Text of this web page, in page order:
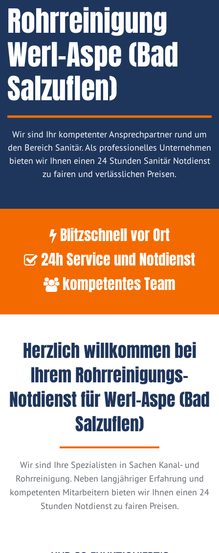
Rohrreinigung
Werl-Aspe (Bad
Salzuflen)
Wir sind Ihr kompetenter Ansprechpartner rund um
den Bereich Sanitär. Als professionelles Unternehmen
bieten wir Ihnen einen 24 Stunden Sanitär Notdienst
zu fairen und verlässlichen Preisen.
Blitzschnell vor Ort
24h Service und Notdienst
kompetentes Team
Herzlich willkommen bei
Ihrem Rohrreinigungs-
Notdienst für Werl-Aspe (Bad
Salzuflen)
Wir sind Ihre Spezialisten in Sachen Kanal- und
Rohrreinigung. Neben langjähriger Erfahrung und
kompetenten Mitarbeitern bieten wir Ihnen einen 24
Stunden Notdienst zu fairen Preisen.